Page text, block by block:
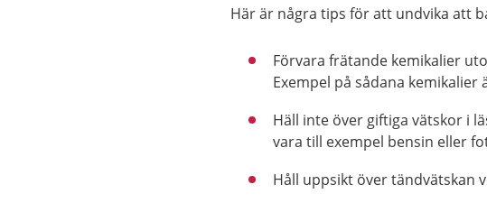
Här är några tips för att undvika att
Förvara frätande kemikalier
Exempel på sådana
Häll inte över giftiga vätskor i
vara till exempel bensin eller
Håll uppsikt över tändvätskan